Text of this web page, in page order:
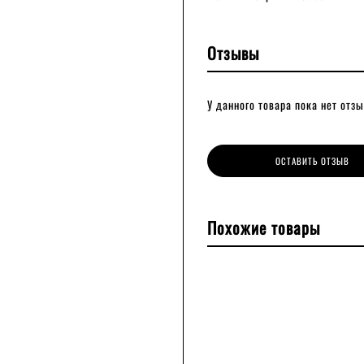
Отзывы
У данного товара пока нет
ОСТАВИТЬ ОТЗЫВ
Похожие товары